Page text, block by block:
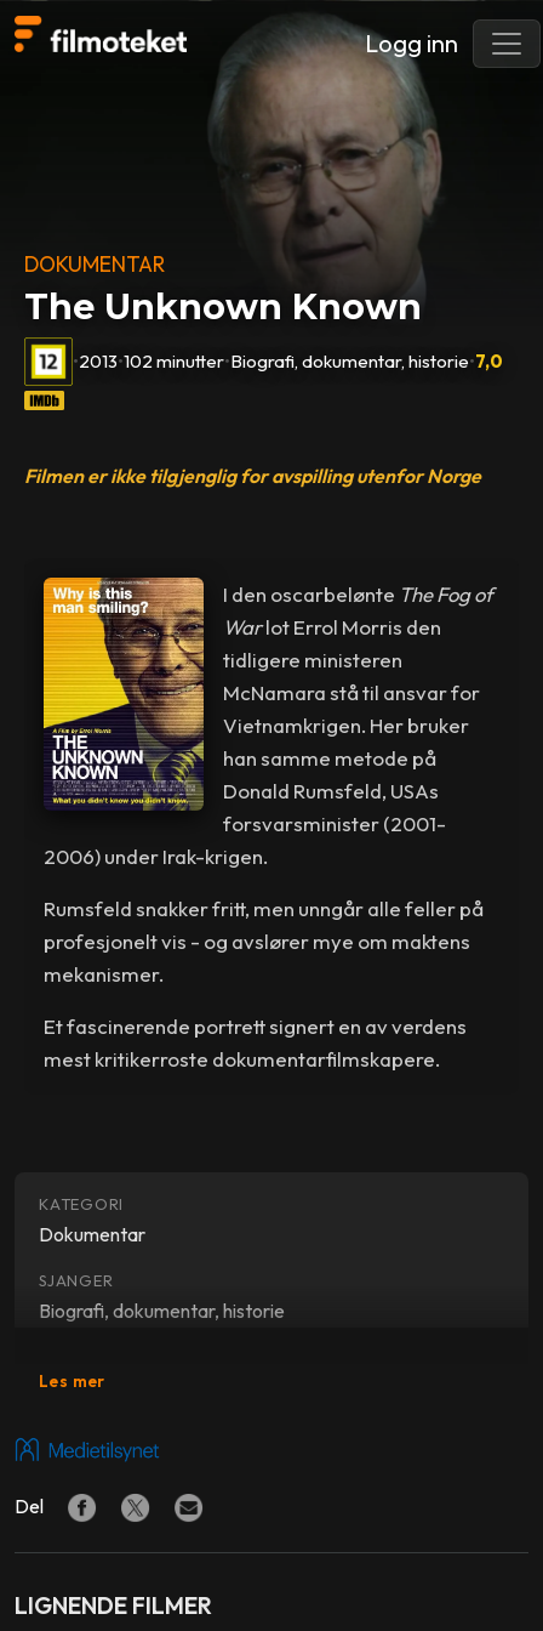
Logg inn
DOKUMENTAR
The Unknown Known
•2013•102 minutter•Biografi, dokumentar, historie•7,0
Filmen er ikke tilgjenglig for avspilling utenfor Norge
I den oscarbelønte The Fog of
Warlot Errol Morris den
tidligere ministeren
McNamara stå til ansvar for
Vietnamkrigen. Her bruker
han samme metode på
Donald Rumsfeld, USAs
forsvarsminister (2001-
2006) under Irak-krigen.
Rumsfeld snakker fritt, men unngår alle feller på
profesjonelt vis - og avslører mye om maktens
mekanismer.
Et fascinerende portrett signert en av verdens
mest kritikerroste dokumentarfilmskapere.
KATEGORI
Dokumentar
SJANGER
Biografi, dokumentar, historie
Errol Morris
PRODUKSJONSSELSKAP
Atlantic
Moxie Pictures
Les mer
Del
LIGNENDE FILMER